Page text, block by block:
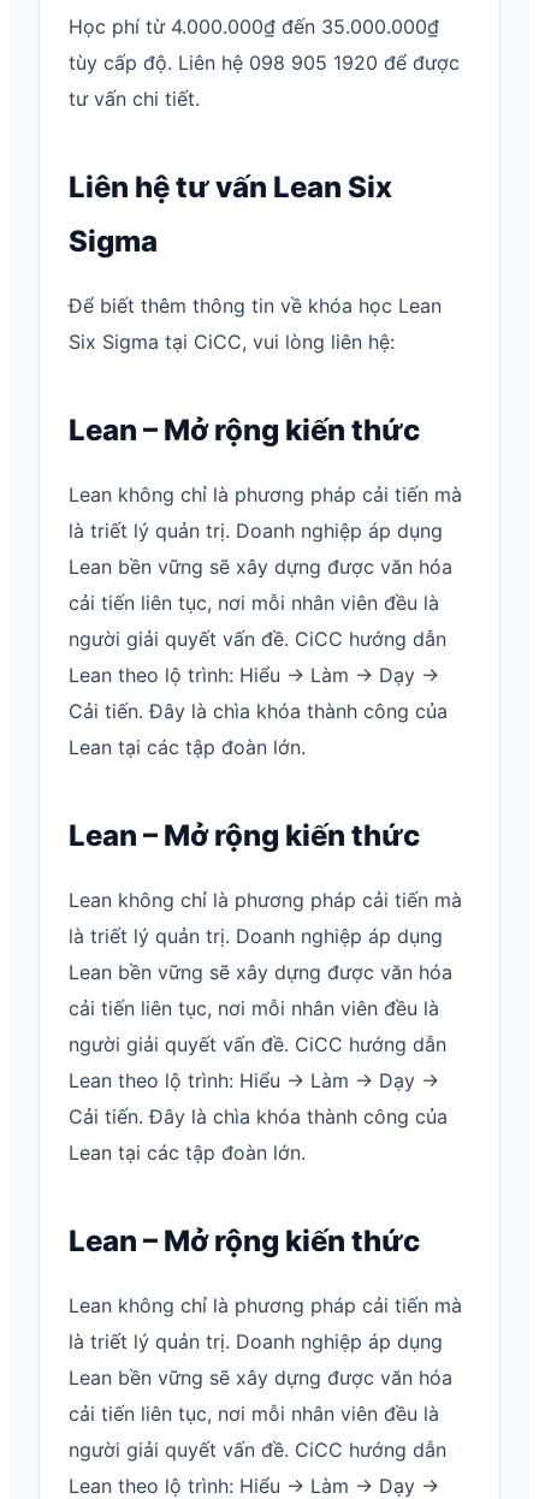
Học phí từ 4.000.000₫ đến 35.000.000₫
tùy cấp độ. Liên hệ 098 905 1920 để được
tư vấn chi tiết.
Liên hệ tư vấn Lean Six
Sigma
Để biết thêm thông tin về khóa học Lean
Six Sigma tại CiCC, vui lòng liên hệ:
Lean – Mở rộng kiến thức
Lean không chỉ là phương pháp cải tiến mà
là triết lý quản trị. Doanh nghiệp áp dụng
Lean bền vững sẽ xây dựng được văn hóa
cải tiến liên tục, nơi mỗi nhân viên đều là
người giải quyết vấn đề. CiCC hướng dẫn
Lean theo lộ trình: Hiểu → Làm → Dạy →
Cải tiến. Đây là chìa khóa thành công của
Lean tại các tập đoàn lớn.
Lean – Mở rộng kiến thức
Lean không chỉ là phương pháp cải tiến mà
là triết lý quản trị. Doanh nghiệp áp dụng
Lean bền vững sẽ xây dựng được văn hóa
cải tiến liên tục, nơi mỗi nhân viên đều là
người giải quyết vấn đề. CiCC hướng dẫn
Lean theo lộ trình: Hiểu → Làm → Dạy →
Cải tiến. Đây là chìa khóa thành công của
Lean tại các tập đoàn lớn.
Lean – Mở rộng kiến thức
Lean không chỉ là phương pháp cải tiến mà
là triết lý quản trị. Doanh nghiệp áp dụng
Lean bền vững sẽ xây dựng được văn hóa
cải tiến liên tục, nơi mỗi nhân viên đều là
người giải quyết vấn đề. CiCC hướng dẫn
Lean theo lộ trình: Hiểu → Làm → Dạy →